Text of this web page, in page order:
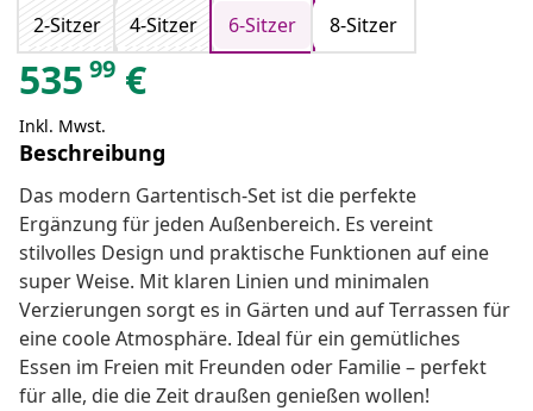
2-Sitzer
4-Sitzer 6-Sitzer 8-Sitzer
535 99 €
Inkl. Mwst.
Beschreibung
Das modern Gartentisch-Set ist die perfekte
Ergänzung für jeden Außenbereich. Es vereint
stilvolles Design und praktische Funktionen auf eine
super Weise. Mit klaren Linien und minimalen
Verzierungen sorgt es in Gärten und auf Terrassen für
eine coole Atmosphäre. Ideal für ein gemütliches
Essen im Freien mit Freunden oder Familie – perfekt
für alle, die die Zeit draußen genießen wollen!